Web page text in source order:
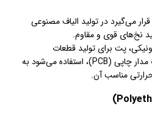
می‌گیرد در تولید الیاف مصنوعی
نخ‌های قوی و مقاوم.
پت برای تولید قطعات
الکترونیکی، مانند کابل‌ها و قطعات مدار چاپی (PCB)، استفاده می‌شود به
مناسب آن.